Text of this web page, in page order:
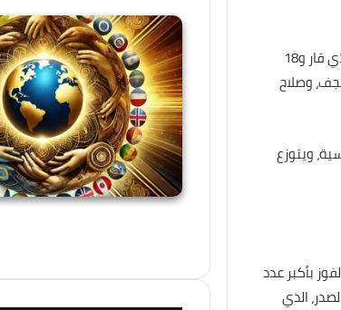
وتتوزع المقاعد على المحافظات العراقية وفق الآتي: 71 لمحافظة بغداد، و34 لنينوى، و25 للبصرة، و19 لذي قار و18
من واسط، ودهوك، والنجف، وصلاح
الخامسة 22 تحالفاً و110 أحزاب سياسية، ويتوزع
بأكبر عدد
الصدر، الذي